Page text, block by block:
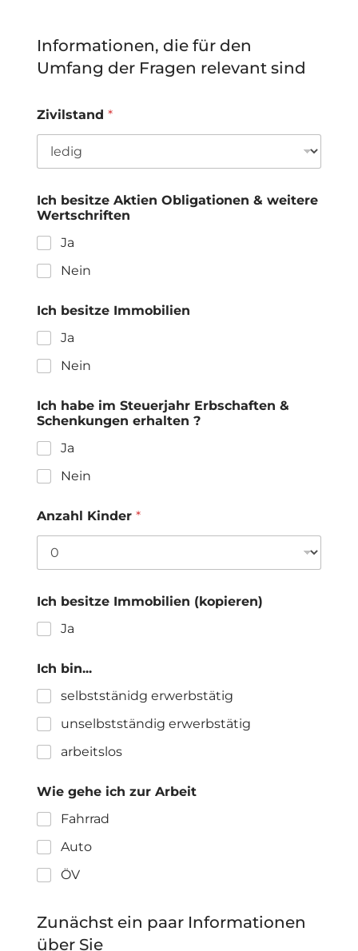
Informationen, die für den
Umfang der Fragen relevant sind
Zivilstand *
Ich besitze Aktien Obligationen & weitere
Wertschriften
Ja
Nein
Ich besitze Immobilien
Ja
Nein
Ich habe im Steuerjahr Erbschaften &
Schenkungen erhalten ?
Ja
Nein
Anzahl Kinder *
Ich besitze Immobilien (kopieren)
Ja
Ich bin...
selbststänidg erwerbstätig
unselbstständig erwerbstätig
arbeitslos
Wie gehe ich zur Arbeit
Fahrrad
Auto
ÖV
Zunächst ein paar Informationen
über Sie